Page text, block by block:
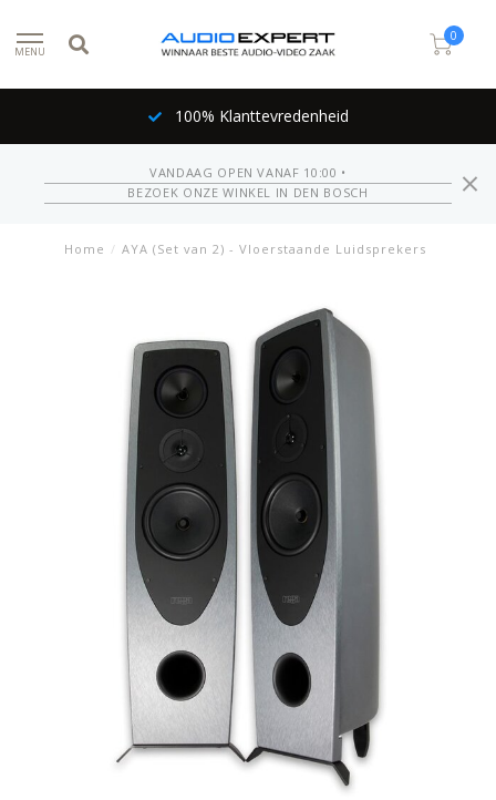
MENU
0
100% Klanttevredenheid
VANDAAG OPEN VANAF 10:00 •
BEZOEK ONZE WINKEL IN DEN BOSCH
Home / AYA (Set van 2) - Vloerstaande Luidsprekers